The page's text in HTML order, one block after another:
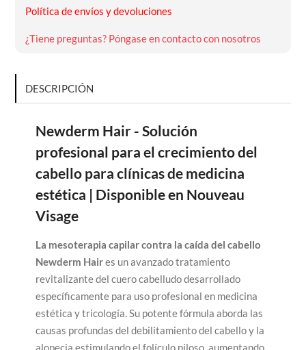
Política de envíos y devoluciones
¿Tiene preguntas? Póngase en contacto con nosotros
DESCRIPCIÓN
Newderm Hair - Solución
profesional para el crecimiento del
cabello para clínicas de medicina
estética | Disponible en Nouveau
Visage
La mesoterapia capilar contra la caída del cabello
Newderm Haires un avanzado tratamiento
revitalizante del cuero cabelludo desarrollado
específicamente para uso profesional en medicina
estética y tricología. Su potente fórmula aborda las
causas profundas del debilitamiento del cabello y la
alopecia estimulando el folículo piloso, aumentando